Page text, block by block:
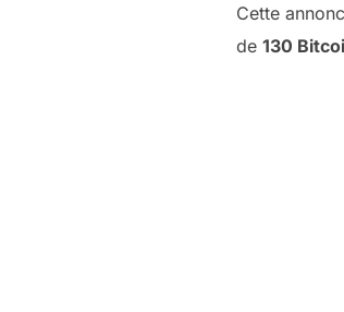
Cette
de 130